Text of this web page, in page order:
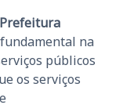
na
públicos
os serviços